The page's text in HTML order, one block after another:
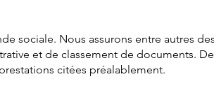
sociale. Nous assurons entre autres des
et de classement de documents.
citées préalablement.